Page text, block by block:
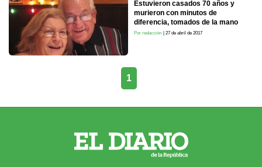
Estuvieron casados 70 años y
murieron con minutos de
diferencia, tomados de la mano
Por redacción | 27 de abril de 2017
1